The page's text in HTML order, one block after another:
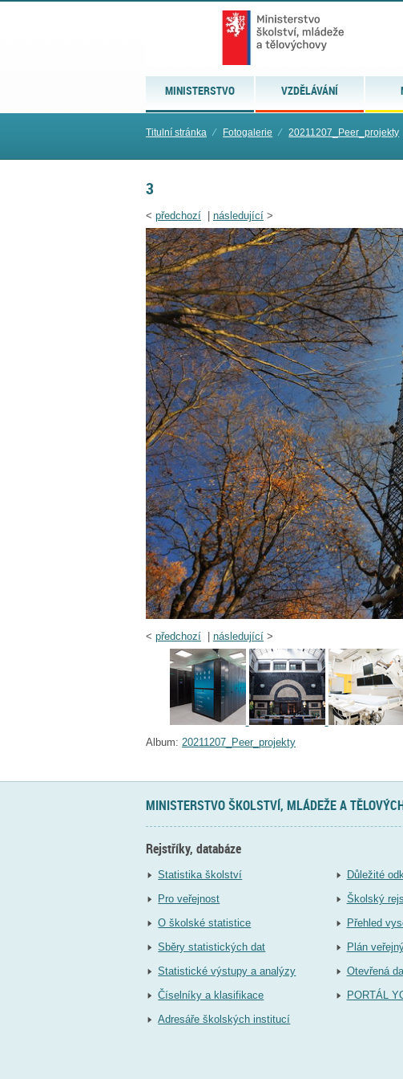
MINISTERSTVO VZDĚLÁVÁNÍ
Titulní stránka ⁄ Fotogalerie ⁄ 20211207_Peer_projekty
3
< předchozí následující >
< předchozí následující >
Album: 20211207_Peer_projekty
MINISTERSTVO ŠKOLSTVÍ, MLÁDEŽE A
Rejstříky, databáze
Statistika školství
Pro veřejnost
O školské statistice
Sběry statistických dat
Statistické výstupy a analýzy
Číselníky a klasifikace
Adresáře školských institucí
Důležité
Školský
Přehled
Plán
Otevřená
PORTÁL